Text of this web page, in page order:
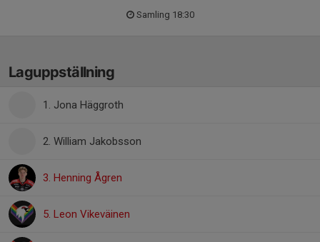
Samling 18:30
Laguppställning
1. Jona Häggroth
2. William Jakobsson
3. Henning Ågren
5. Leon Vikeväinen